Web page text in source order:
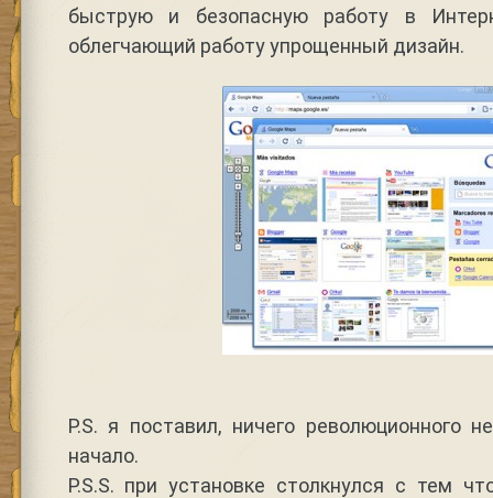
быструю и безопасную работу в
облегчающий работу упрощенный дизайн.
P.S. я поставил, ничего революционного
начало.
P.S.S. при установке столкнулся с тем